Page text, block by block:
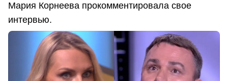
Мария Корнеева прокомментировала свое
интервью.